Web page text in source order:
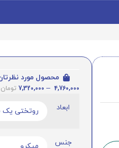
محصول مورد
4,760,000
–
7,320,000 تومان
ابعاد
جنس